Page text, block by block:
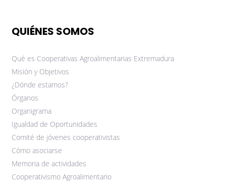
QUIÉNES SOMOS
Qué es Cooperativas Agroalimentarias Extremadura
Misión y Objetivos
¿Dónde estamos?
Órganos
Organigrama
Igualdad de Oportunidades
Comité de jóvenes cooperativistas
Cómo asociarse
Memoria de actividades
Cooperativismo Agroalimentario